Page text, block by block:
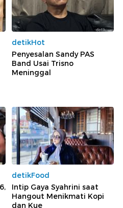
detikHot
Penyesalan Sandy PAS
Band Usai Trisno
Meninggal
detikFood
Intip Gaya Syahrini saat
Hangout Menikmati Kopi
dan Kue